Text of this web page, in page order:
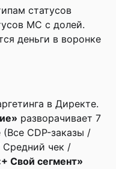
статусов
МС с долей.
деньги в воронке
в Директе.
разворачивает 7
CDP-заказы /
чек /
Свой сегмент»